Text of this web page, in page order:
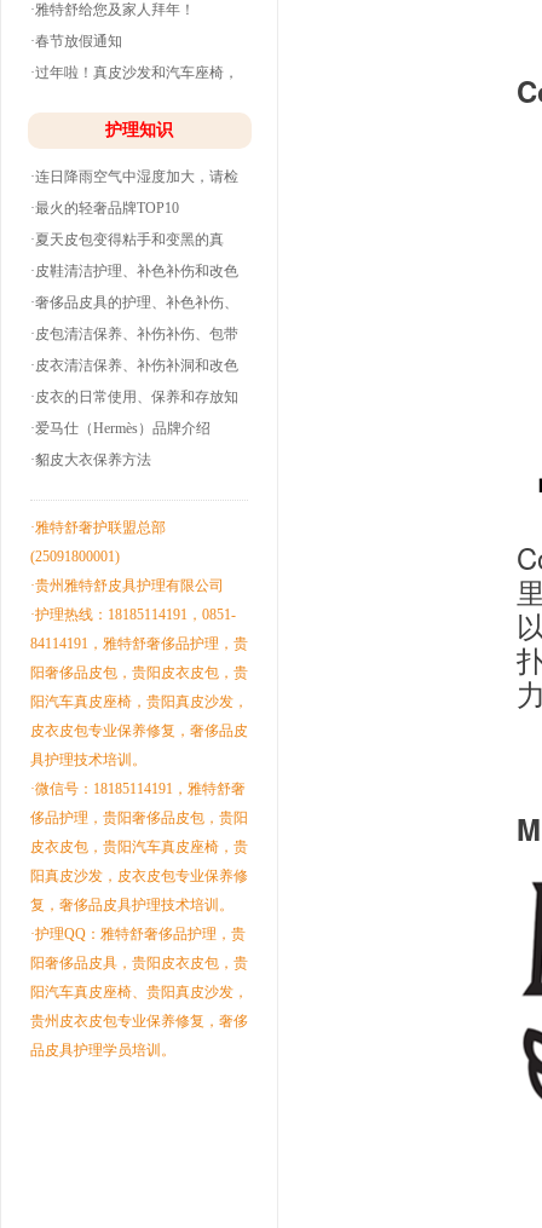
·雅特舒给您及家人拜年！
·春节放假通知
·过年啦！真皮沙发和汽车座椅，
护理知识
·连日降雨空气中湿度加大，请检
查下你的皮衣
·最火的轻奢品牌TOP10
·夏天皮包变得粘手和变黑的真
相！
·皮鞋清洁护理、补色补伤和改色
翻新！
·奢侈品皮具的护理、补色补伤、
包带油边和翻
·皮包清洁保养、补伤补伤、包带
洞边和改色翻
·皮衣清洁保养、补伤补洞和改色
翻新！
·皮衣的日常使用、保养和存放知
识！
·爱马仕（Hermès）品牌介绍
·貂皮大衣保养方法
·雅特舒奢护联盟总部
(25091800001)
·贵州雅特舒皮具护理有限公司
·护理热线：18185114191，0851-
84114191，雅特舒奢侈品护理，贵
阳奢侈品皮包，贵阳皮衣皮包，贵
阳汽车真皮座椅，贵阳真皮沙发，
皮衣皮包专业保养修复，奢侈品皮
具护理技术培训。
·微信号：18185114191，雅特舒奢
侈品护理，贵阳奢侈品皮包，贵阳
皮衣皮包，贵阳汽车真皮座椅，贵
阳真皮沙发，皮衣皮包专业保养修
复，奢侈品皮具护理技术培训。
·护理QQ：雅特舒奢侈品护理，贵
阳奢侈品皮具，贵阳皮衣皮包，贵
阳汽车真皮座椅、贵阳真皮沙发，
贵州皮衣皮包专业保养修复，奢侈
品皮具护理学员培训。